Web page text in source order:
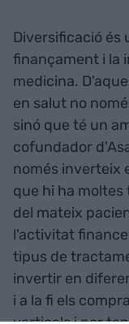
Diversificació és
finançament i la
medicina.
en salut no
sinó que té un
cofundador
només inverteix
que hi ha
del mateix
l'activitat
tipus de
invertir en
i a la fi els